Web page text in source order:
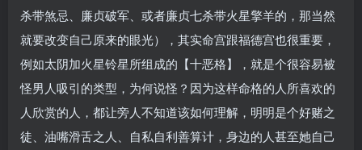
杀带煞忌、廉贞破军、或者廉贞七杀带火星擎羊的，那当然
就要改变自己原来的眼光），其实命宫跟福德宫也很重要，
例如太阴加火星铃星所组成的【十恶格】，就是个很容易被
怪男人吸引的类型，为何说怪？因为这样命格的人所喜欢的
人欣赏的人，都让旁人不知道该如何理解，明明是个好赌之
徒、油嘴滑舌之人、自私自利善算计，身边的人甚至她自己